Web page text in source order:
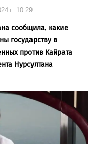
г. 10:29
сообщила, какие
государству в
против Кайрата
Нурсултана